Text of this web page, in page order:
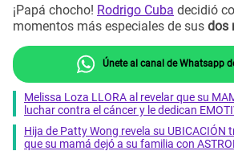
¡Papá chocho! Rodrigo Cuba decidió
momentos más especiales de sus dos
Únete al canal de Whatsapp
Melissa Loza LLORA al revelar que su
luchar contra el cáncer y le dedican
Hija de Patty Wong revela su UBICACIÓN
que su mamá dejó a su familia con